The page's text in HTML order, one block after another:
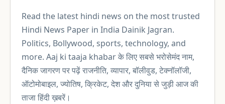
Read the latest hindi news on the most trusted
Hindi News Paper in India Dainik Jagran.
Politics, Bollywood, sports, technology, and
more. Aaj ki taaja khabar के लिए सबसे भरोसेमंद नाम,
दैनिक जागरण पर पढ़ें राजनीति, व्यापार, बॉलीवुड, टेक्नॉलॉजी,
ऑटोमोबाइल, ज्योतिष, क्रिकेट, देश और दुनिया से जुड़ी आज की
ताजा हिंदी ख़बरें।